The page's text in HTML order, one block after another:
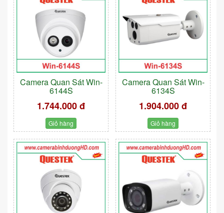
Camera Quan Sát Win-
6144S
1.744.000 đ
Giỏ hàng
Camera Quan Sát Win-
6134S
1.904.000 đ
Giỏ hàng